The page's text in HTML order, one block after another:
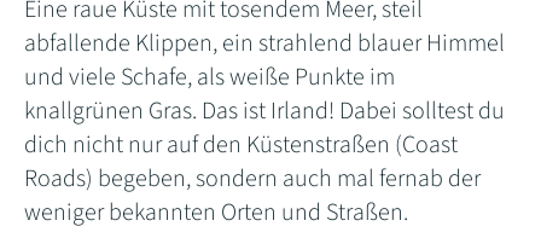
Eine raue Küste mit tosendem Meer, steil
abfallende Klippen, ein strahlend blauer Himmel
und viele Schafe, als weiße Punkte im
knallgrünen Gras. Das ist Irland! Dabei solltest du
dich nicht nur auf den Küstenstraßen (Coast
Roads) begeben, sondern auch mal fernab der
weniger bekannten Orten und Straßen.